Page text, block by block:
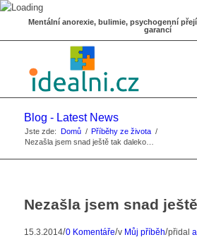
Mentální anorexie, bulimie, psychogenní
garancí
Blog - Latest News
Jste zde: Domů / Příběhy ze života /
Nezašla jsem snad ještě tak daleko…
Nezašla jsem snad
15.3.2014/0 Komentáře/v Můj příběh/přidal